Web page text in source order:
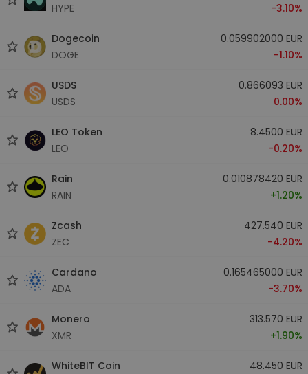
HYPE
-3.10%
Dogecoin
DOGE
0.059902000 EUR
-1.10%
USDS
USDS
0.866093 EUR
0.00%
LEO Token
LEO
8.4500 EUR
-0.20%
Rain
RAIN
0.010878420 EUR
+1.20%
Zcash
ZEC
427.540 EUR
-4.20%
Cardano
ADA
0.165465000 EUR
-3.70%
Monero
XMR
313.570 EUR
+1.90%
WhiteBIT Coin
48.450 EUR